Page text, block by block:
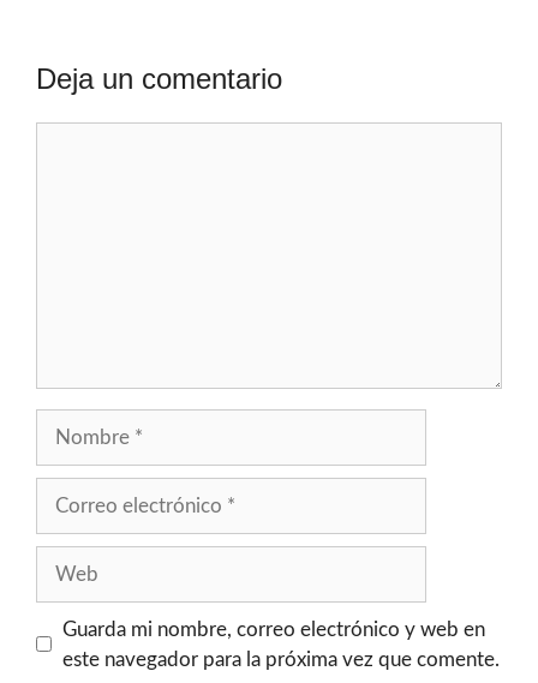
Deja un comentario
Guarda mi nombre, correo electrónico y web en
este navegador para la próxima vez que comente.